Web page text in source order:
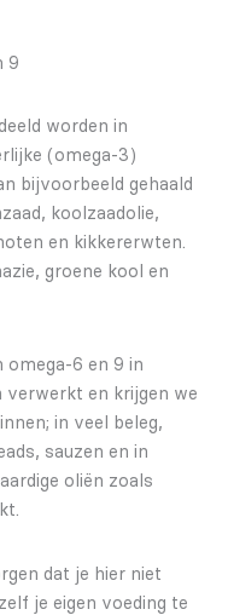
9
worden in
(omega-3)
bijvoorbeeld gehaald
koolzaadolie,
en kikkererwten.
groene kool en
omega-6 en 9 in
en krijgen we
in veel beleg,
sauzen en in
oliën zoals
dat je hier niet
je eigen voeding te